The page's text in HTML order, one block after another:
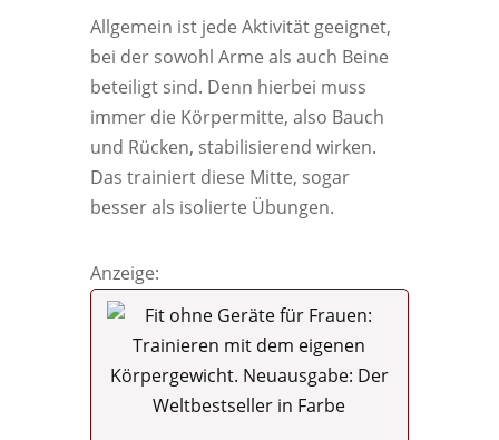
Allgemein ist jede Aktivität geeignet,
bei der sowohl Arme als auch Beine
beteiligt sind. Denn hierbei muss
immer die Körpermitte, also Bauch
und Rücken, stabilisierend wirken.
Das trainiert diese Mitte, sogar
besser als isolierte Übungen.
Anzeige: